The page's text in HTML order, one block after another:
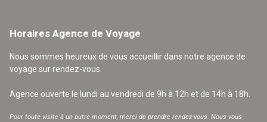
Horaires Agence de Voyage
Nous sommes heureux de vous accueillir dans notre agence de
voyage sur rendez-vous.
Agence ouverte le lundi au vendredi de 9h à 12h et de 14h à 18h.
Pour toute visite à un autre moment, merci de prendre rendez-vous. Nous vous